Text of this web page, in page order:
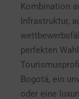
Kombination
Infrastruktur,
perfekten
Bogotá, ein
oder eine